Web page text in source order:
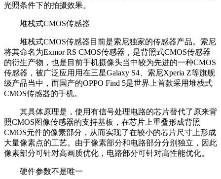
光照条件下的拍摄效果。
堆栈式CMOS传感器
堆栈式CMOS传感器目前是索尼独家的传感器产品。索尼
将其命名为Exmor RS CMOS传感器，是背照式CMOS传感器
的衍生产物，也是目前手机摄像头当中较为先进的一种CMOS
传感器，被广泛应用用在三星Galaxy S4、索尼Xperia Z等旗舰
级产品当中，而国产的OPPO Find 5是世界上首款采用堆栈式
CMOS传感器的手机。
其具体原理是，使用有信号处理电路的芯片替代了原来背
照CMOS图像传感器的支持基板，在芯片上重叠形成背照
CMOS元件的像素部分，从而实现了在较小的芯片尺寸上形成
大量像素点的工艺。由于像素部分和电路部分分别独立，因此
像素部分可针对高画质优化，电路部分可针对高性能优化。
硬件参数不是唯一